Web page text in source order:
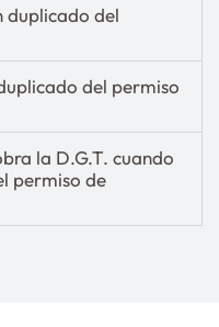
duplicado del
del permiso
la D.G.T. cuando
permiso de